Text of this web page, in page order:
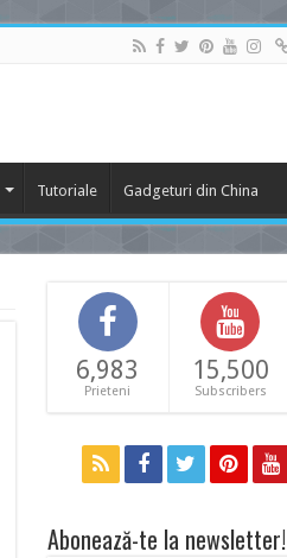
Tutoriale Gadgeturi din China
6,983
Prieteni
15,500
Subscribers
Abonează-te la newsletter!